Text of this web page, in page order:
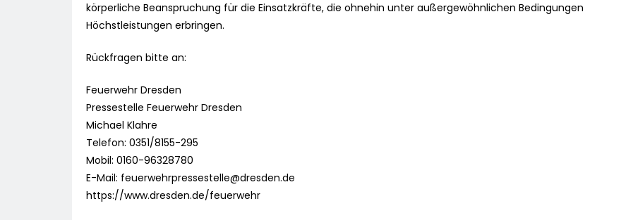
körperliche Beanspruchung für die Einsatzkräfte, die ohnehin unter außergewöhnlichen Bedingungen
Höchstleistungen erbringen.
Rückfragen bitte an:
Feuerwehr Dresden
Pressestelle Feuerwehr Dresden
Michael Klahre
Telefon: 0351/8155-295
Mobil: 0160-96328780
E-Mail: feuerwehrpressestelle@dresden.de
https://www.dresden.de/feuerwehr